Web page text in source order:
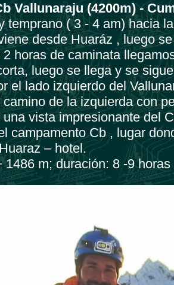
Vallunaraju (4200m) -
temprano ( 3 - 4 am) hacia
desde Huaráz , luego
horas de caminata
luego se llega y se
el lado izquierdo del
de la izquierda con
una vista impresionante del
campamento Cb , lugar
– hotel.
1486 m; duración: 8 -9 horas